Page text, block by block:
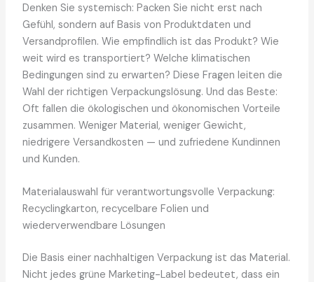
Denken Sie systemisch: Packen Sie nicht erst nach
Gefühl, sondern auf Basis von Produktdaten und
Versandprofilen. Wie empfindlich ist das Produkt? Wie
weit wird es transportiert? Welche klimatischen
Bedingungen sind zu erwarten? Diese Fragen leiten die
Wahl der richtigen Verpackungslösung. Und das Beste:
Oft fallen die ökologischen und ökonomischen Vorteile
zusammen. Weniger Material, weniger Gewicht,
niedrigere Versandkosten — und zufriedene Kundinnen
und Kunden.
Materialauswahl für verantwortungsvolle Verpackung:
Recyclingkarton, recycelbare Folien und
wiederverwendbare Lösungen
Die Basis einer nachhaltigen Verpackung ist das Material.
Nicht jedes grüne Marketing-Label bedeutet, dass ein